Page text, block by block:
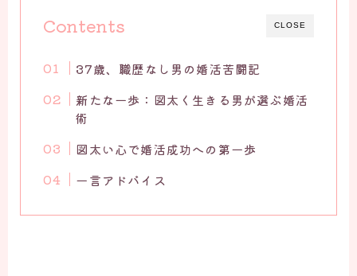
CLOSE
Contents
37歳、職歴なし男の婚活苦闘記
新たな一歩：図太く生きる男が選ぶ婚活
術
図太い心で婚活成功への第一歩
一言アドバイス